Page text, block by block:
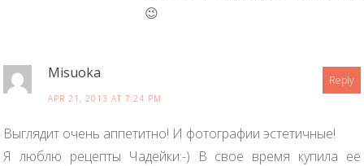
😉
Misuoka Reply
APR 21, 2013 AT 7:24 PM
Выглядит очень аппетитно! И фотографии эстетичные!
Я люблю рецепты Чадейки:-) В свое время купила ее